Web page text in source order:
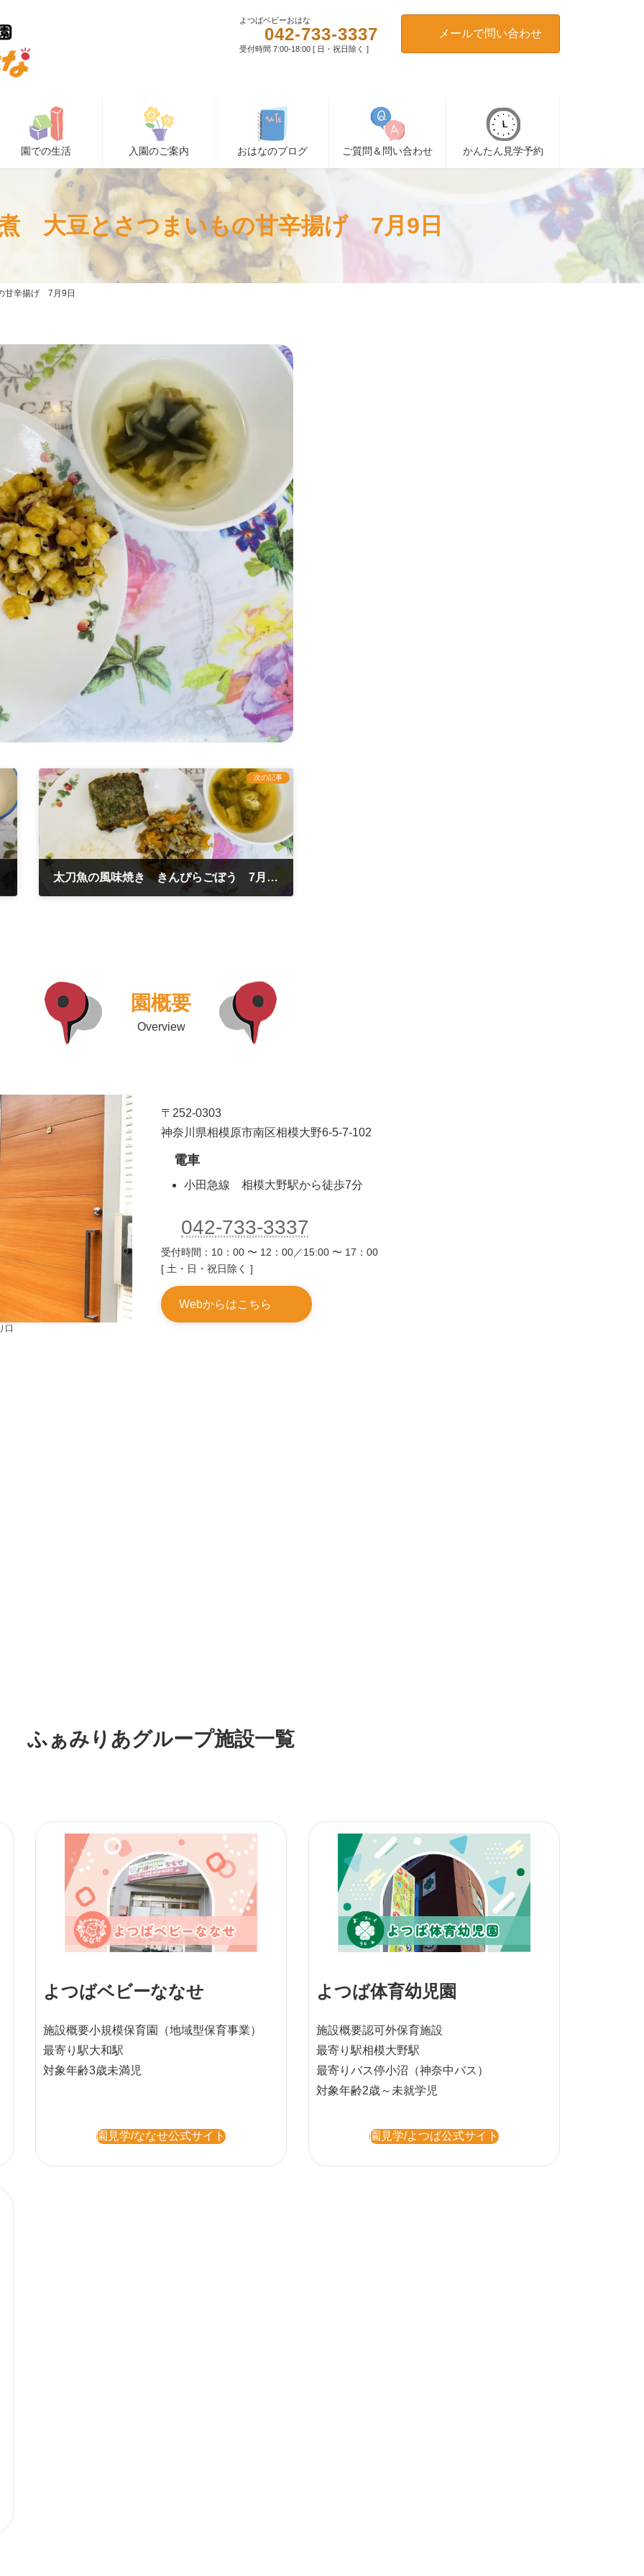
よつばベビーおはな
042-733-3337
受付時間 7:00-18:00 [ 日・祝日除く ]
メールで問い合わせ
園での生活 入園のご案内 おはなのブログ ご質問＆問い合わせ かんたん見学予約
大豆とさつまいもの甘辛揚げ 7月9日
甘辛揚げ 7月9日
次の記事
太刀魚の風味焼き きんぴらごぼう 7月10日
園概要
Overview
口
〒252-0303
神奈川県相模原市南区相模大野6-5-7-102
電車
小田急線 相模大野駅から徒歩7分
042-733-3337
受付時間：10：00 〜 12：00／15:00 〜 17：00
[ 土・日・祝日除く ]
Webからはこちら
ふぁみりあグループ施設一覧
よつばベビーななせ
施設概要小規模保育園
（地域型保育事業）
最寄り駅大和駅
対象年齢3歳未満児
園見学/ななせ公式サイト
よつば体育幼児園
施設概要認可外保育施設
最寄り駅相模大野駅
最寄りバス停小沼（神奈中バス）
対象年齢2歳～未就学児
園見学/よつば公式サイト